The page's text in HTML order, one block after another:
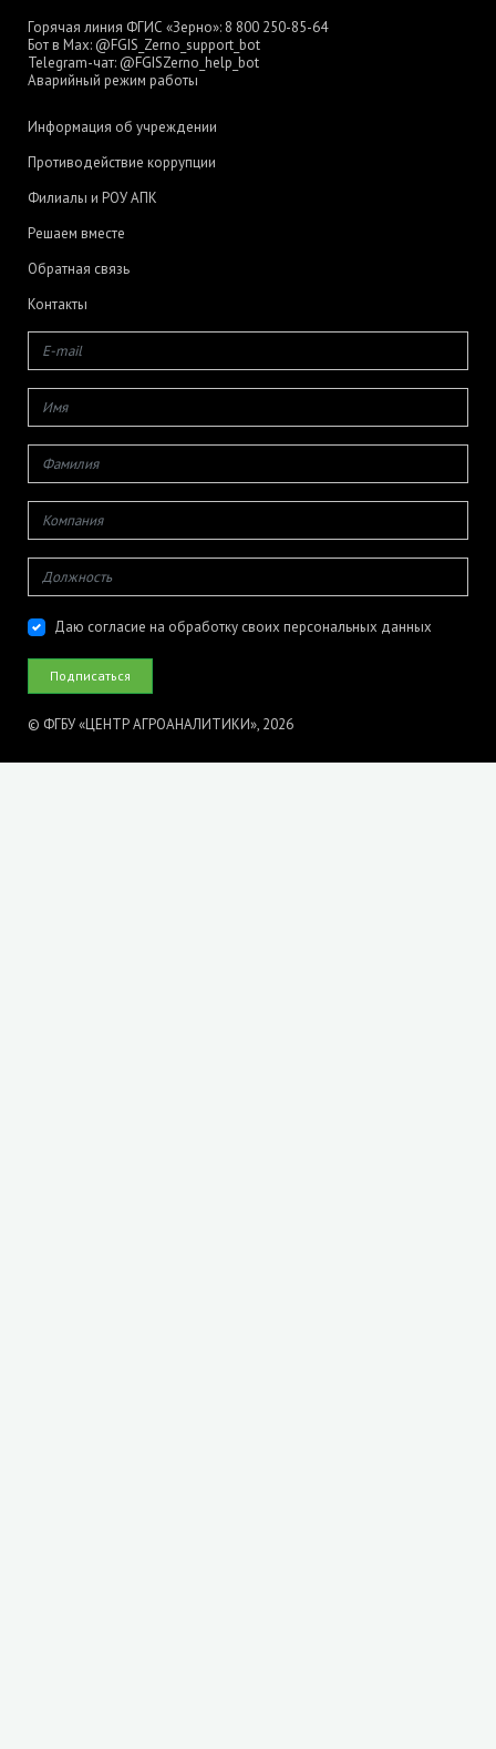
Горячая линия ФГИС «Зерно»: 8 800 250-85-64
Бот в Max: @FGIS_Zerno_support_bot
Telegram-чат: @FGISZerno_help_bot
Аварийный режим работы
Информация об учреждении
Противодействие коррупции
Филиалы и РОУ АПК
Решаем вместе
Обратная связь
Контакты
Даю согласие на обработку своих персональных данных
© ФГБУ «ЦЕНТР АГРОАНАЛИТИКИ», 2026